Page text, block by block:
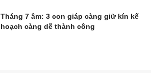
Tháng 7 âm: 3 con giáp càng giữ kín kế
hoạch càng dễ thành công